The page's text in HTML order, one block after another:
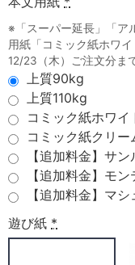
※「スーパー延長」「ア
用紙「コミック紙ホワ
12/23（木）ご注文分ま
上質90kg
上質110kg
コミック紙ホワ
コミック紙クリ
【追加料金】サ
【追加料金】モ
【追加料金】マ
遊び紙 *